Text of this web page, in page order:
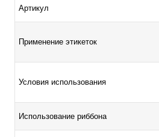
Артикул
Применение этикеток
Условия использования
Использование риббона